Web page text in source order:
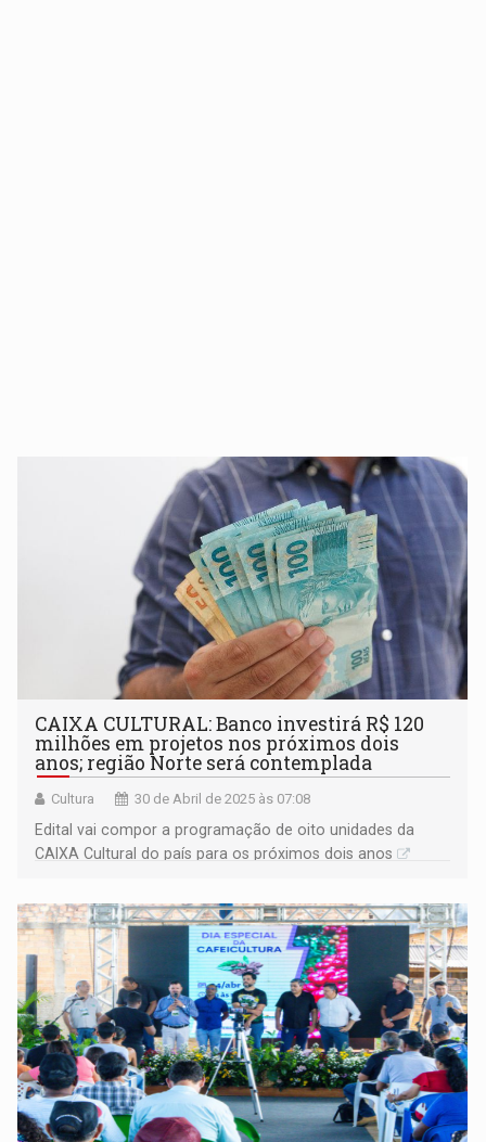
CAIXA CULTURAL: Banco investirá R$ 120
milhões em projetos nos próximos dois
anos; região Norte será contemplada
Cultura 30 de Abril de 2025 às 07:08
Edital vai compor a programação de oito unidades da
CAIXA Cultural do país para os próximos dois anos